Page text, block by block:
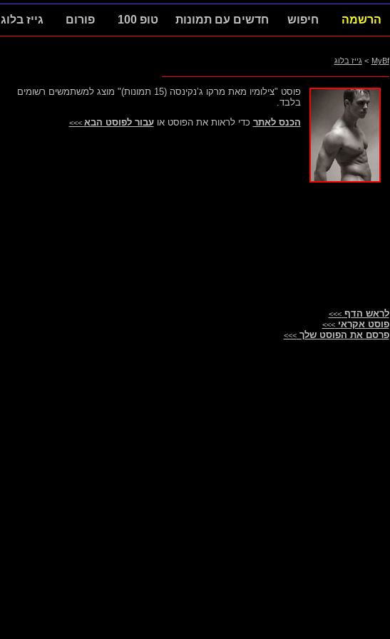
הרשמה חיפוש חדשים עם תמונות טופ 100 פורום גייז בלוג
MyBf
> גייז בלוג
פוסט "צילומיו מאת מרקו ג’נקינסה (15 תמונות)" מוצג למשתמשים רשומים
בלבד.
הכנס לאתר כדי לראות את הפוסט אועבור לפוסט הבא >>>
לראש הדף>>>
פוסט אקראי>>>
פרסם את הפוסט שלך>>>